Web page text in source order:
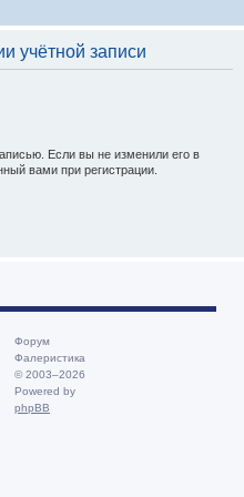
учётной записи
Если вы не изменили его в
вами при регистрации.
Форум
Фалеристика
© 2003–2026
Powered by
phpBB